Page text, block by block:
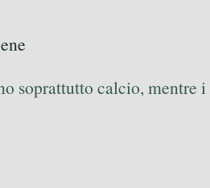
soprattutto calcio, mentre i